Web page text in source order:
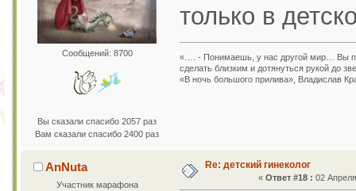
Сообщений: 8700
Вы сказали спасибо 2057 раз
Вам сказали спасибо 2400 раз
только в
«…. - Понимаешь, у нас другой мир… Вы
сделать близким и дотянуться рукой до
«В ночь большого прилива», Владислав
AnNuta
Участник марафона
Re: детский гинеколог
«Ответ #18 : 02